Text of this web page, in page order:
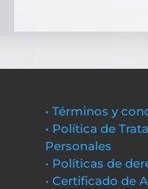
• Términos y
• Política de
Personales
• Políticas de
• Certificado de